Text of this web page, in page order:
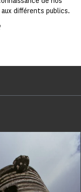
différents publics.